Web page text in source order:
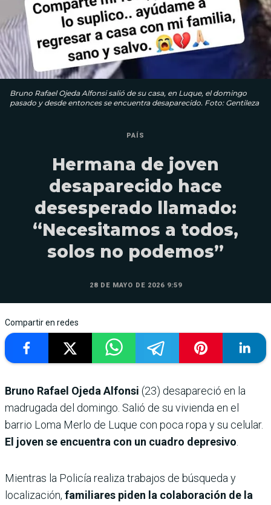
Bruno Rafael Ojeda Alfonsi salió de su casa, en Luque, el domingo
pasado y desde entonces se encuentra desaparecido. Foto: Gentileza
PAÍS
Hermana de joven
desaparecido hace
desesperado llamado:
“Necesitamos a todos,
solos no podemos”
28 DE MAYO DE 2026 9:59
Compartir en redes
Bruno Rafael Ojeda Alfonsi (23) desapareció en la
madrugada del domingo. Salió de su vivienda en el
barrio Loma Merlo de Luque con poca ropa y su celular.
El joven se encuentra con un cuadro depresivo.
Mientras la Policía realiza trabajos de búsqueda y
localización, familiares piden la colaboración de la